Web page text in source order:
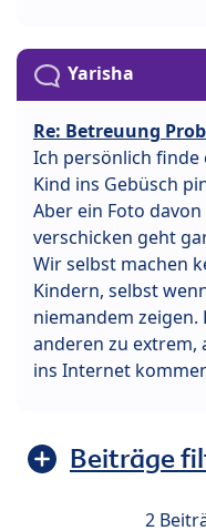
Yarisha
Re: Betreuung
Ich persönlich finde
Kind ins Gebüsch
Aber ein Foto
verschicken geht
Wir selbst machen
Kindern, selbst
niemandem
anderen zu extrem,
ins Internet
Beiträge
2